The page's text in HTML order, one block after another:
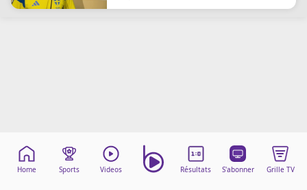
Home Sports Videos Résultats S'abonner Grille TV